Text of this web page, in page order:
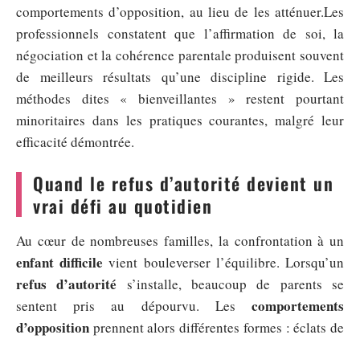
comportements d’opposition, au lieu de les atténuer.Les
professionnels constatent que l’affirmation de soi, la
négociation et la cohérence parentale produisent souvent
de meilleurs résultats qu’une discipline rigide. Les
méthodes dites « bienveillantes » restent pourtant
minoritaires dans les pratiques courantes, malgré leur
efficacité démontrée.
Quand le refus d’autorité devient un
vrai défi au quotidien
Au cœur de nombreuses familles, la confrontation à un
enfant difficile vient bouleverser l’équilibre. Lorsqu’un
refus d’autorité s’installe, beaucoup de parents se
sentent pris au dépourvu. Les comportements
d’opposition prennent alors différentes formes : éclats de